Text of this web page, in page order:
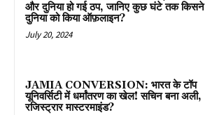
और दुनिया हो गई ठप, जानिए कुछ घंटे तक किसने
दुनिया को किया ऑफ़लाइन?
July 20, 2024
JAMIA CONVERSION: भारत के टॉप
यूनिवर्सिटी में धर्मांतरण का खेल! सचिन बना अली,
रजिस्ट्रार मास्टरमाइंड?